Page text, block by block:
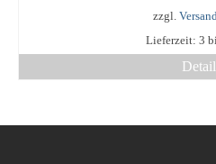
auf
der
zzgl.
Lieferzeit: 3